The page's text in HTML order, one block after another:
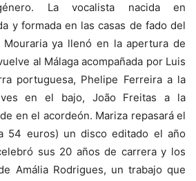
La vocalista nacida en
y formada en las casas de fado del
ya llenó en la apertura de
al Málaga acompañada por Luis
portuguesa, Phelipe Ferreira a la
en el bajo, João Freitas a la
en el acordeón. Mariza repasará el
54 euros) un disco editado el año
sus 20 años de carrera y los
Amália Rodrigues, un trabajo que